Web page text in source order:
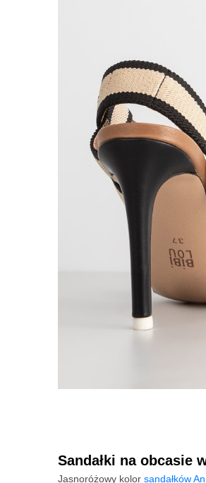
Sandałki na obcasie
Jasnoróżowy kolor sandałków